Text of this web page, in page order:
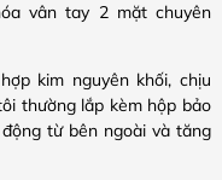
vân tay 2 mặt chuyên
kim nguyên khối, chịu
thường lắp kèm hộp bảo
từ bên ngoài và tăng